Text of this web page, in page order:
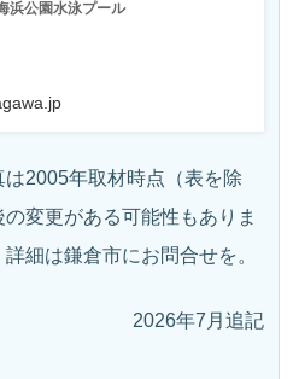
浜公園水泳プール
2005年取材時点（表を除
変更がある可能性もありま
細は鎌倉市にお問合せを。
2026年7月追記